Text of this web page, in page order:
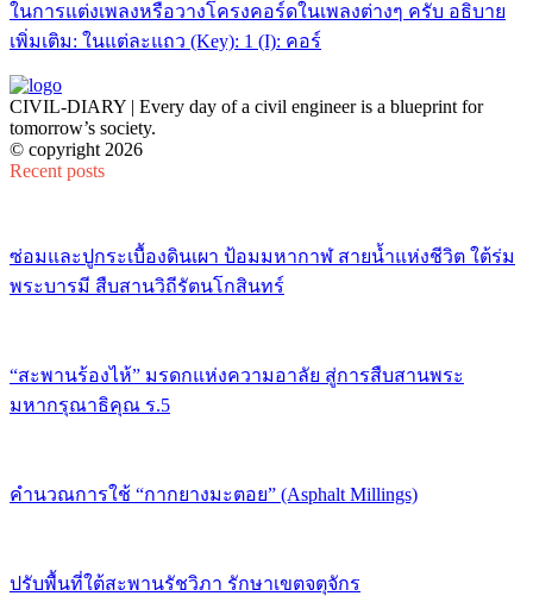
ในการแต่งเพลงหรือวางโครงคอร์ดในเพลงต่างๆ ครับ อธิบาย
เพิ่มเติม: ในแต่ละแถว (Key): 1 (I): คอร์
CIVIL-DIARY | Every day of a civil engineer is a blueprint for
tomorrow’s society.
© copyright 2026
Recent posts
ซ่อมและปูกระเบื้องดินเผา ป้อมมหากาฬ สายน้ำแห่งชีวิต ใต้ร่ม
พระบารมี สืบสานวิถีรัตนโกสินทร์
“สะพานร้องไห้” มรดกแห่งความอาลัย สู่การสืบสานพระ
มหากรุณาธิคุณ ร.5
คำนวณการใช้ “กากยางมะตอย” (Asphalt Millings)
ปรับพื้นที่ใต้สะพานรัชวิภา รักษาเขตจตุจักร